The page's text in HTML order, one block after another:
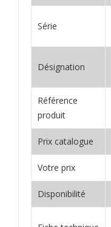
Série
Désignation
Référence
produit
Prix catalogue
Votre prix
Disponibilité